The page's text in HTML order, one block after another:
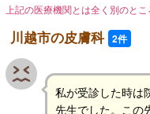
上記の医療機関とは全く別のと
川越市の皮膚科 2件
私が受診した時は
先生でした。この